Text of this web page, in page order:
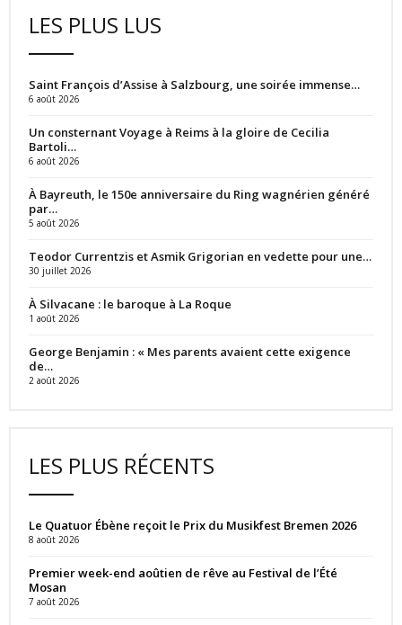
LES PLUS LUS
Saint François d’Assise à Salzbourg, une soirée immense…
6 août 2026
Un consternant Voyage à Reims à la gloire de Cecilia
Bartoli…
6 août 2026
À Bayreuth, le 150e anniversaire du Ring wagnérien généré
par…
5 août 2026
Teodor Currentzis et Asmik Grigorian en vedette pour une…
30 juillet 2026
À Silvacane : le baroque à La Roque
1 août 2026
George Benjamin : « Mes parents avaient cette exigence
de…
2 août 2026
LES PLUS RÉCENTS
Le Quatuor Ébène reçoit le Prix du Musikfest Bremen 2026
8 août 2026
Premier week-end aoûtien de rêve au Festival de l’Été
Mosan
7 août 2026